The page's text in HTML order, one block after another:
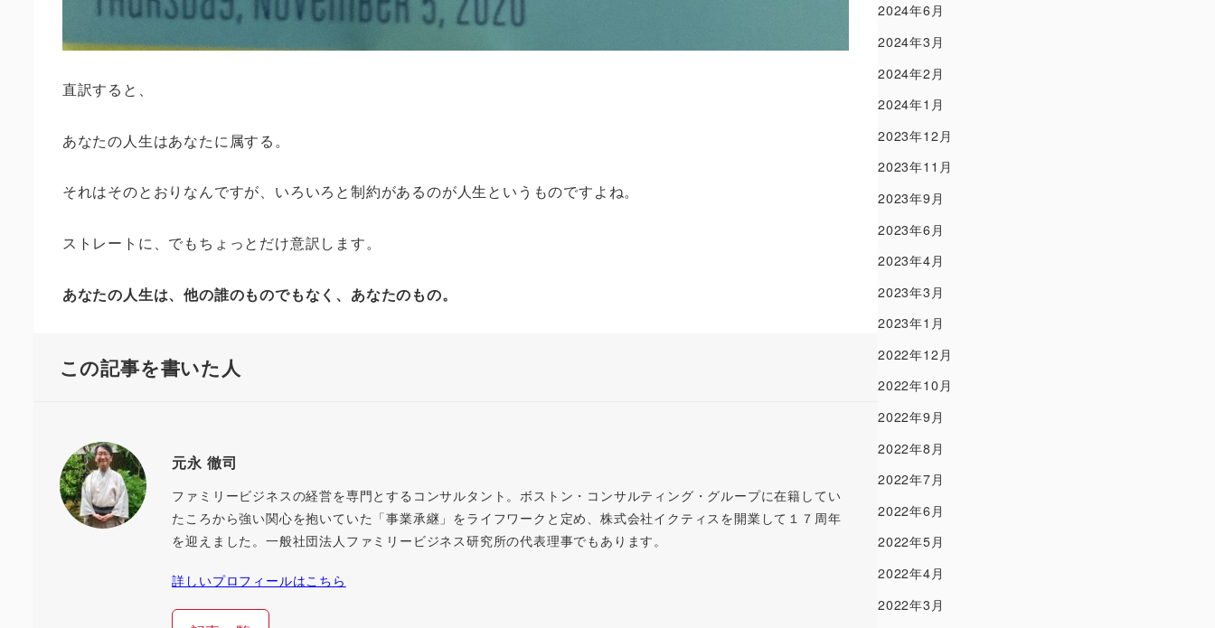
直訳すると、
あなたの人生はあなたに属する。
それはそのとおりなんですが、いろいろと制約があるのが人生というものですよね。
ストレートに、でもちょっとだけ意訳します。
あなたの人生は、他の誰のものでもなく、あなたのもの。
この記事を書いた人
元永 徹司
ファミリービジネスの経営を専門とするコンサルタント。ボストン・コンサルティング・グループに在籍してい
たころから強い関心を抱いていた「事業承継」をライフワークと定め、株式会社イクティスを開業して１７周年
を迎えました。一般社団法人ファミリービジネス研究所の代表理事でもあります。
詳しいプロフィールはこちら
2024年6月
2024年3月
2024年2月
2024年1月
2023年12月
2023年11月
2023年9月
2023年6月
2023年4月
2023年3月
2023年1月
2022年12月
2022年10月
2022年9月
2022年8月
2022年7月
2022年6月
2022年5月
2022年4月
2022年3月